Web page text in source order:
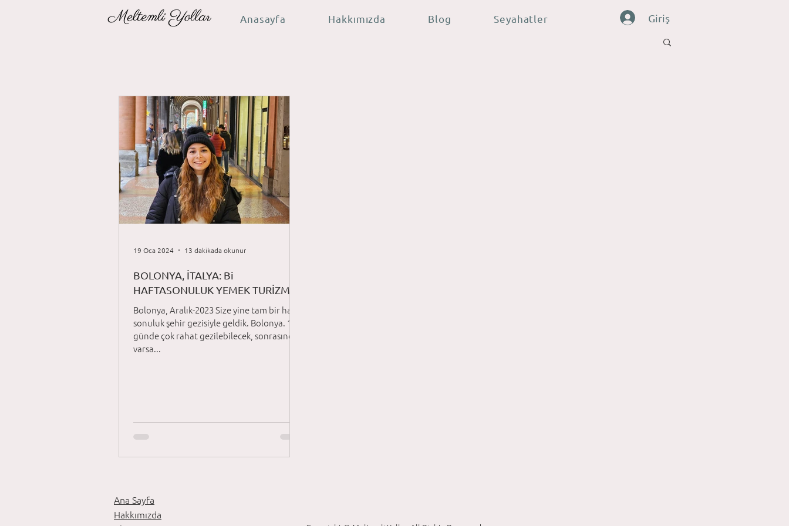
Anasayfa Hakkımızda Blog Seyahatler Giriş
BOLONYA, İTALYA: Bi
HAFTASONULUK YEMEK TURİZMİ
Bolonya, Aralık-2023 Size yine tam bir hafta
sonuluk şehir gezisiyle geldik. Bolonya. 1-2
günde çok rahat gezilebilecek, sonrasında
varsa...
19 Oca 2024 13 dakikada okunur
Ana Sayfa
Hakkımızda